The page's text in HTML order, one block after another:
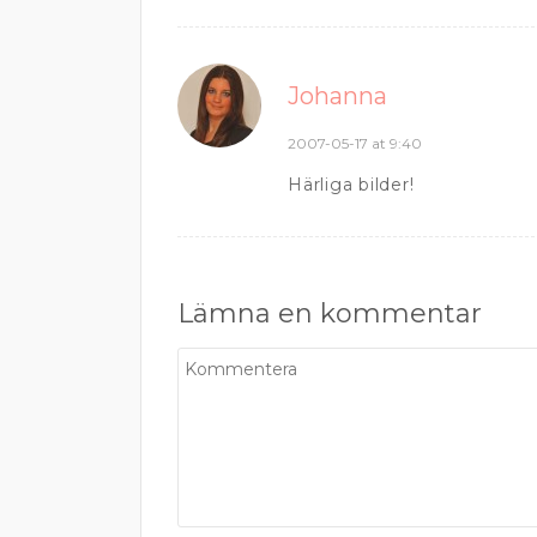
Johanna
2007-05-17 at 9:40
Härliga bilder!
Lämna en kommentar